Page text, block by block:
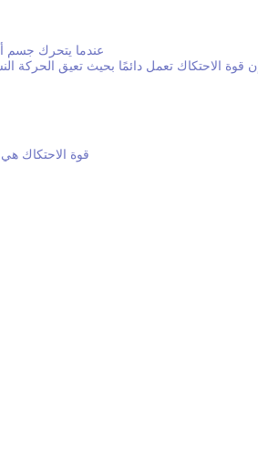
عندما يتحرك جسم
إن قوة الاحتكاك تعمل دائمًا بحيث تعيق الحركة
قوة الاحتكاك